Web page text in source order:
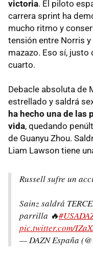
victoria. El piloto
carrera sprint ha
mucho ritmo y
tensión entre Norris
mazazo. Eso sí, justo
cuarto.
Debacle absoluta de
estrellado y saldrá
ha hecho una de las
vida, quedando
de Guanyu Zhou.
Liam Lawson tiene
Russell sufre un
Sainz saldrá
parrilla 🔥
pic.twitter.com/
— DAZN España